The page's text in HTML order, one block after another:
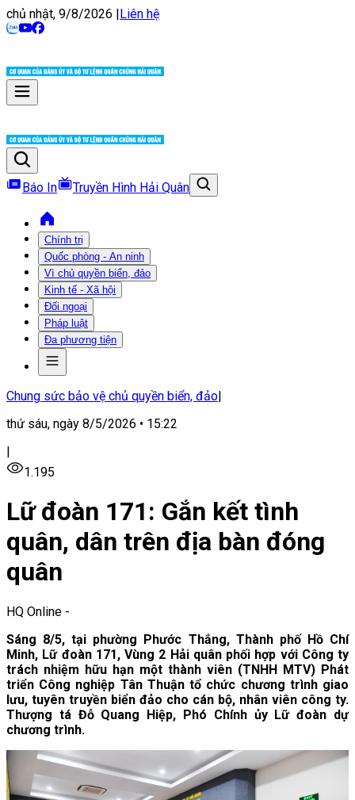
chủ nhật, 9/8/2026 |Liên hệ
Báo In Truyền Hình Hải Quân
Chính trị
Quốc phòng - An ninh
Vì chủ quyền biển, đảo
Kinh tế - Xã hội
Đối ngoại
Pháp luật
Đa phương tiện
Chung sức bảo vệ chủ quyền biển, đảo|
thứ sáu, ngày 8/5/2026 • 15:22
|
1.195
Lữ đoàn 171: Gắn kết tình
quân, dân trên địa bàn đóng
quân
HQ Online -
Sáng 8/5, tại phường Phước Thắng, Thành phố Hồ Chí
Minh, Lữ đoàn 171, Vùng 2 Hải quân phối hợp với Công ty
trách nhiệm hữu hạn một thành viên (TNHH MTV) Phát
triển Công nghiệp Tân Thuận tổ chức chương trình giao
lưu, tuyên truyền biển đảo cho cán bộ, nhân viên công ty.
Thượng tá Đỗ Quang Hiệp, Phó Chính ủy Lữ đoàn dự
chương trình.